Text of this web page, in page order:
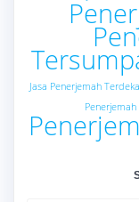
Jasa Penerjemah